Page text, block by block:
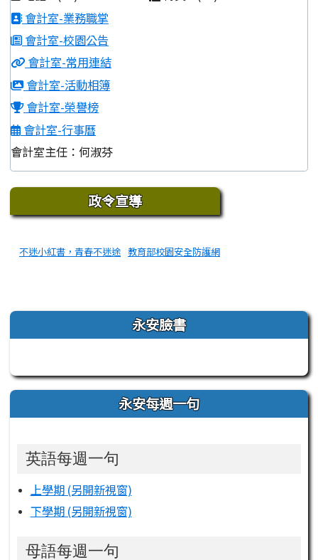
會計室-業務職掌
會計室-校園公告
會計室-常用連結
會計室-活動相簿
會計室-榮譽榜
會計室-行事曆
會計室主任：何淑芬
下中區域內容政令宣導
不迷小紅書，青春不迷途 教育部校園安全防護網
左邊區域內容 永安臉書
永安每週一句
英語每週一句
上學期 (另開新視窗)
下學期 (另開新視窗)
母語每週一句